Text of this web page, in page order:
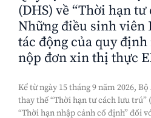
(DHS) về “Thời hạn
Những điều sinh viên
tác động của quy
nộp đơn xin thị thực
Kể từ ngày 15 tháng 9 năm 2026,
thay thế “Thời hạn tư cách lưu
“Thời hạn nhập cảnh cố định” đối